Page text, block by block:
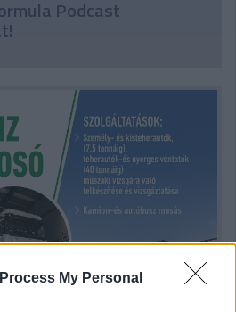
My Personal
Podcast